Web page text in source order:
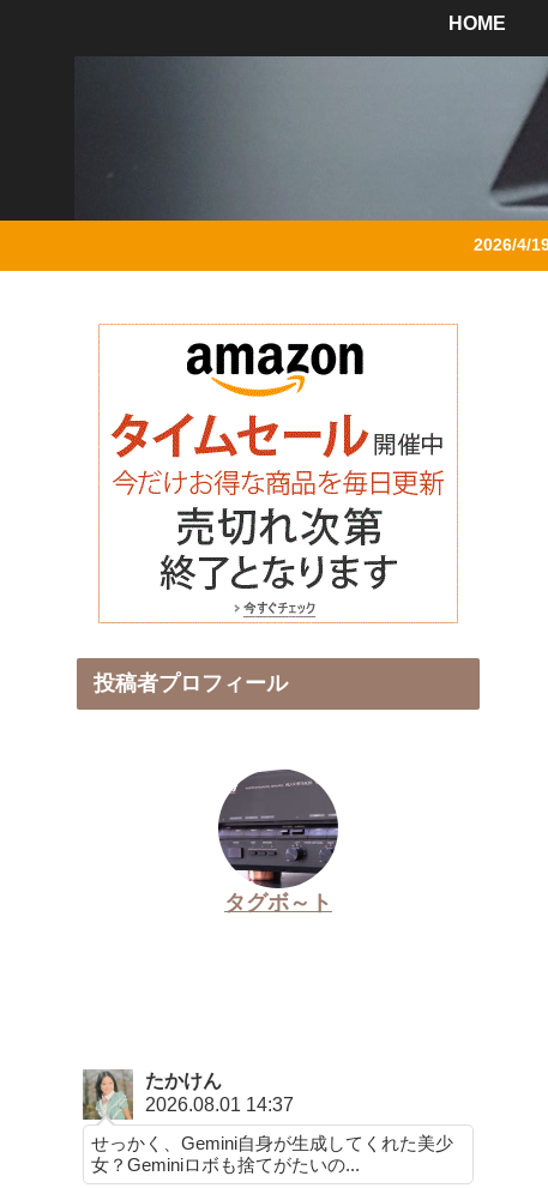
HOME
2026/4/
投稿者プロフィール
タグボ～ト
たかけん
2026.08.01 14:37
せっかく、Gemini自身が生成してくれた美少
女？Geminiロボも捨てがたいの...